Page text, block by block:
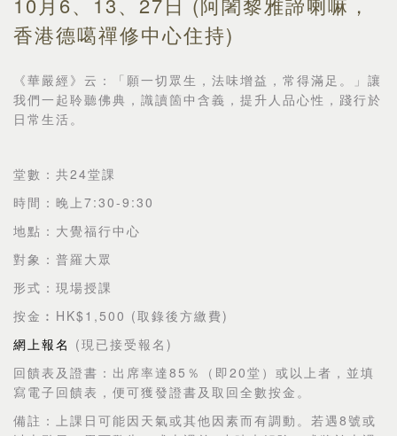
香港德噶禪修中心住持)
《華嚴經》云：「願一切眾生，法味增益，常得滿足。」讓
我們一起聆聽佛典，識讀箇中含義，提升人品心性，踐行於
日常生活。
堂數：共24堂課
時間：晚上 7:30-9:30
地點：大覺福行中心
對象：普羅大眾
形式：現場授課
按金︰ HK$1,500 ( 取錄後方繳費)
網上報名 ( 現已接受報名 )
回饋表及證書：出席率達 85 ％（即 20 堂）或以上者，並填
寫電子回饋表，便可獲發證書及取回全數按金。
備註：上課日可能因天氣或其他因素而有調動。若遇 8 號或